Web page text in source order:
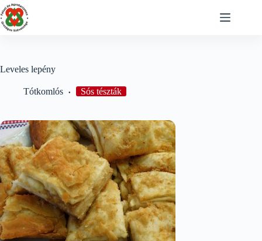
Skip
to
content
Leveles lepény
Tótkomlós Sós tészták